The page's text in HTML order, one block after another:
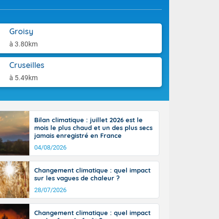
Groisy
à 3.80km
Cruseilles
à 5.49km
sont
sont
un peu
du pays,
étroite
la
salve
de bons
vent,
deux
entre 11
sur les
l'intérieur
vallée de
Bilan climatique : juillet 2026 est le
mois le plus chaud et un des plus secs
jamais enregistré en France
04/08/2026
Changement climatique : quel impact
sur les vagues de chaleur ?
28/07/2026
Changement climatique : quel impact